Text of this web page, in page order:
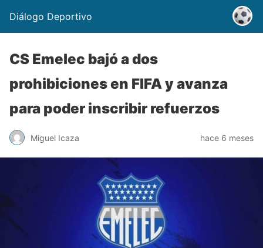
Diálogo Deportivo
CS Emelec bajó a dos
prohibiciones en FIFA y avanza
para poder inscribir refuerzos
Miguel Icaza hace 6 meses